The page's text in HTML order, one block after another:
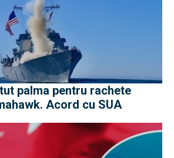
palma pentru rachete
Acord cu SUA